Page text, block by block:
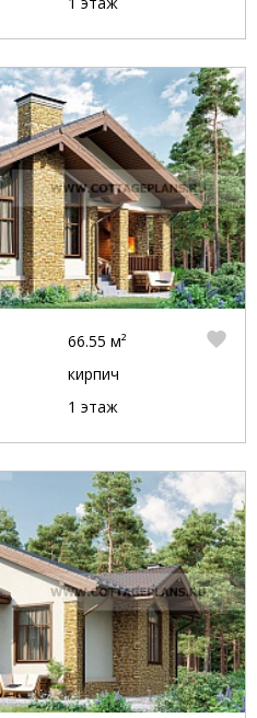
66.55 м²
кирпич
1 этаж